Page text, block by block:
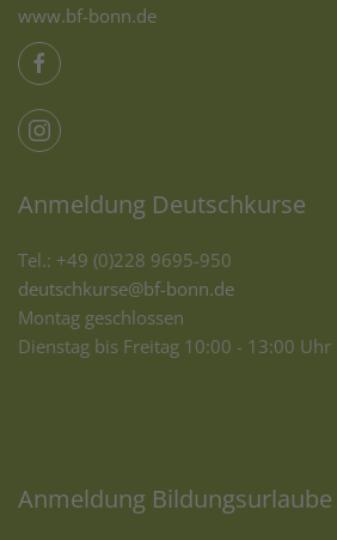
www.bf-bonn.de
Anmeldung Deutschkurse
Tel.: +49 (0)228 9695-950
deutschkurse@bf-bonn.de
Montag geschlossen
Dienstag bis Freitag 10:00 - 13:00 Uhr
Anmeldung Bildungsurlaube